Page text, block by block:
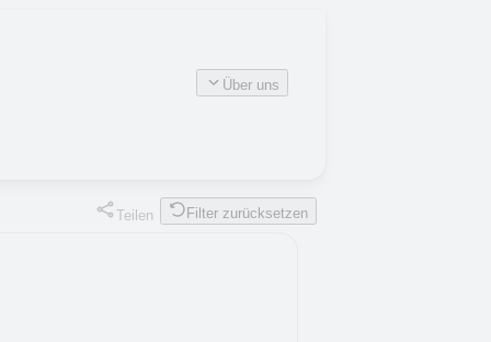
Über uns
Teilen Filter zurücksetzen